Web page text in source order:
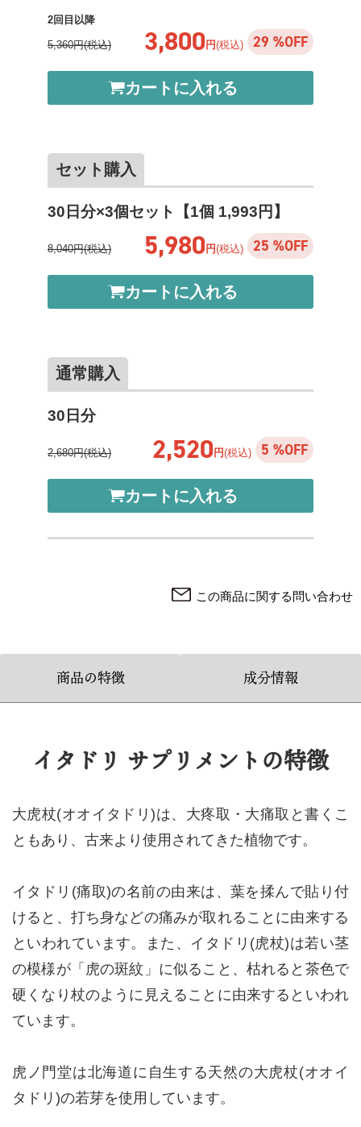
2回目以降
5,360円(税込) 3,800 円(税込) 29 %OFF
カートに入れる
セット購入
30日分×3個セット【1個 1,993円】
8,040円(税込) 5,980 円(税込) 25 %OFF
カートに入れる
通常購入
30日分
2,680円(税込) 2,520 円(税込) 5 %OFF
カートに入れる
この商品に関する問い合わせ
商品の特徴 成分情報
イタドリ サプリメントの特徴
大虎杖(オオイタドリ)は、大疼取・大痛取と書くこ
ともあり、古来より使用されてきた植物です。
イタドリ(痛取)の名前の由来は、葉を揉んで貼り付
けると、打ち身などの痛みが取れることに由来する
といわれています。また、イタドリ(虎杖)は若い茎
の模様が「虎の斑紋」に似ること、枯れると茶色で
硬くなり杖のように見えることに由来するといわれ
ています。
虎ノ門堂は北海道に自生する天然の大虎杖(オオイ
タドリ)の若芽を使用しています。